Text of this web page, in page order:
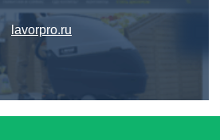
lavorpro.ru